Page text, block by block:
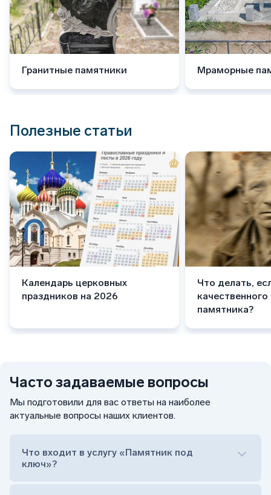
Гранитные памятники Мраморные
Полезные статьи
Календарь церковных
праздников на 2026
Что делать,
памятника?
Часто задаваемые вопросы
Мы подготовили для вас ответы на наиболее
актуальные вопросы наших клиентов.
Что входит в услугу «Памятник под
ключ»?